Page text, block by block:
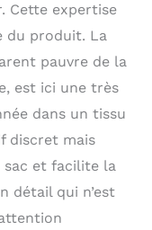
Cette expertise
du produit. La
pauvre de la
est ici une très
dans un tissu
discret mais
sac et facilite la
détail qui n’est